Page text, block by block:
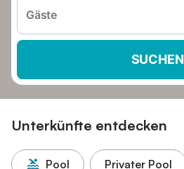
Gäste
SUCHEN
Unterkünfte entdecken
Pool Privater Pool